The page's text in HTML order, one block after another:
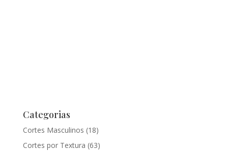
Categorias
Cortes Masculinos (18)
Cortes por Textura (63)